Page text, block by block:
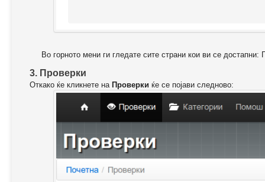
Во горното мени ги гледате сите страни кои ви се
3. Проверки
Откако ќе кликнете на Проверки ќе се појави следново: